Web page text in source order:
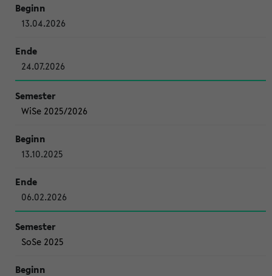
13.04.2026
24.07.2026
WiSe 2025/2026
13.10.2025
06.02.2026
SoSe 2025